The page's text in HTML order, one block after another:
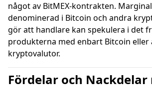
något av BitMEX-kontrakten.
denominerad i Bitcoin och andra
gör att handlare kan spekulera i det
produkterna med enbart Bitcoin eller
kryptovalutor.
Fördelar och Nackdelar